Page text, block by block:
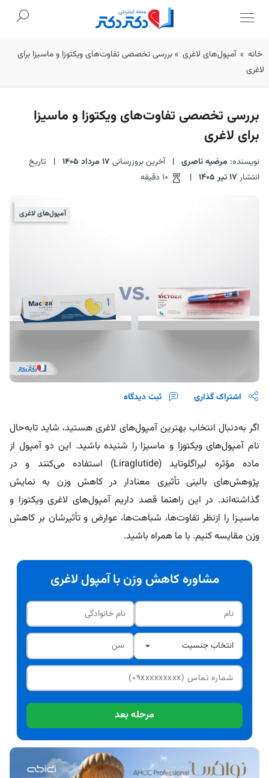
Skip
to
خانه » آمپول‌های لاغری »بررسی تخصصی تفاوت‌های ویکتوزا و ماسیزا برای
لاغری
بررسی تخصصی تفاوت‌های ویکتوزا و ماسیزا
برای لاغری
نویسنده: مرضیه ناصری | آخرین بروزرسانی 17 مرداد 1405 |
تاریخ
انتشار 17 تیر 1405 |
آمپول‌های لاغری
اشتراک گذاری ثبت دیدگاه
اگر به‌دنبال انتخاب بهترین آمپول‌های لاغری هستید، شاید تا‌به‌حال
نام آمپول‌های ویکتوزا و ماسیزا را شنیده باشید. این دو آمپول از
ماده مؤثره لیراگلوتاید (Liraglutide) استفاده می‌کنند و در
پژوهش‌های بالینی تأثیری معنادار در کاهش وزن به نمایش
گذاشته‌اند. در این راهنما قصد داریم آمپول‌های لاغری ویکتوزا و
ماسیـزا را ازنظر تفاوت‌ها، شباهت‌ها، عوارض و تأثیرشان بر کاهش
وزن مقایسه کنیم. با ما همراه باشید.
مشاوره کاهش وزن با آمپول لاغری
مرحله بعد